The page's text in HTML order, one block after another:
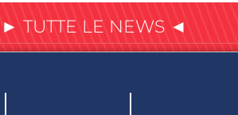
► TUTTE LE NEWS ◄